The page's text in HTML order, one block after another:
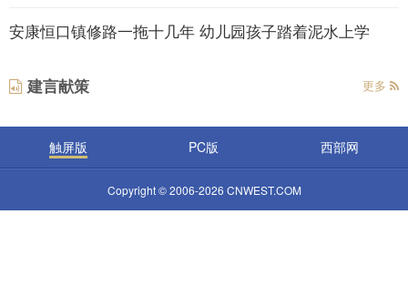
安康恒口镇修路一拖十几年 幼儿园孩子踏着泥水上学
建言献策 更多
触屏版 PC版 西部网
Copyright © 2006-2026 CNWEST.COM